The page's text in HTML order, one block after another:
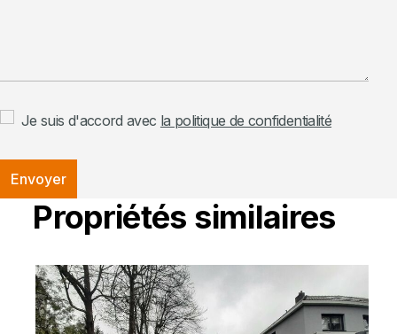
Je suis d'accord avec la politique de confidentialité
Envoyer
Propriétés similaires